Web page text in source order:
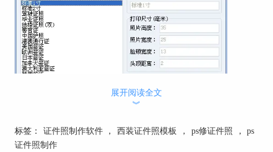
展开阅读全文
︾
标签： 证件照制作软件 ， 西装证件照模板 ， ps修证件照 ，
ps
证件照制作